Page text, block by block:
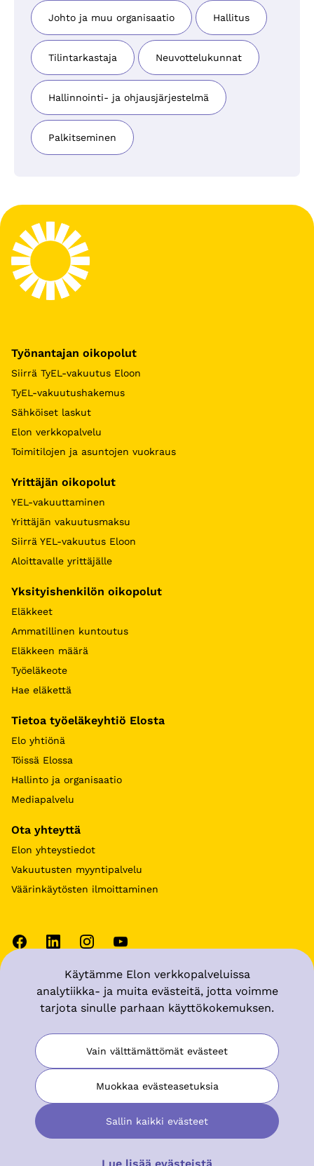
Käytämme Elon verkkopalveluissa
analytiikka- ja muita evästeitä, jotta voimme
tarjota sinulle parhaan käyttökokemuksen.
Vain välttämättömät evästeet
Muokkaa evästeasetuksia
Sallin kaikki evästeet
Johto ja muu organisaatio Hallitus
Tilintarkastaja Neuvottelukunnat
Hallinnointi- ja ohjausjärjestelmä
Palkitseminen
Työnantajan oikopolut
Siirrä TyEL-vakuutus Eloon
TyEL-vakuutushakemus
Sähköiset laskut
Elon verkkopalvelu
Toimitilojen ja asuntojen vuokraus
Yrittäjän oikopolut
YEL-vakuuttaminen
Yrittäjän vakuutusmaksu
Siirrä YEL-vakuutus Eloon
Aloittavalle yrittäjälle
Yksityishenkilön oikopolut
Eläkkeet
Ammatillinen kuntoutus
Eläkkeen määrä
Työeläkeote
Hae eläkettä
Tietoa työeläkeyhtiö Elosta
Elo yhtiönä
Töissä Elossa
Hallinto ja organisaatio
Mediapalvelu
Ota yhteyttä
Elon yhteystiedot
Vakuutusten myyntipalvelu
Väärinkäytösten ilmoittaminen
Käyttöehdot
Tietosuoja
Muuta evästeasetuksia
Saavutettavuusseloste
© Keskinäinen Työeläkevakuutusyhtiö Elo